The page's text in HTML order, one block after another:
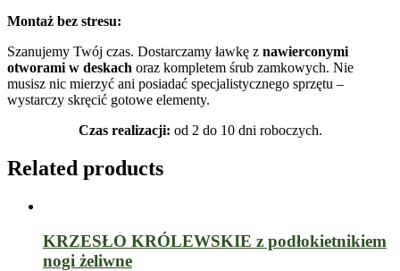
Montaż bez stresu:
Szanujemy Twój czas. Dostarczamy ławkę z nawierconymi
otworami w deskach oraz kompletem śrub zamkowych. Nie
musisz nic mierzyć ani posiadać specjalistycznego sprzętu –
wystarczy skręcić gotowe elementy.
Czas realizacji: od 2 do 10 dni roboczych.
Related products
KRZESŁO KRÓLEWSKIE z podłokietnikiem
nogi żeliwne